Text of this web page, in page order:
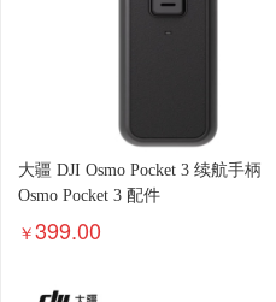
大疆 DJI Osmo Pocket 3 续航手柄
Osmo Pocket 3 配件
￥399.00